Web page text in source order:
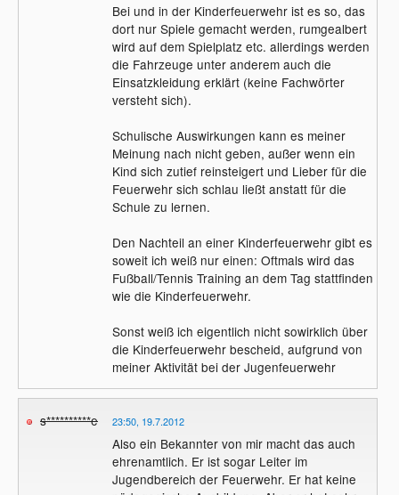
Bei und in der Kinderfeuerwehr ist es so, das
dort nur Spiele gemacht werden, rumgealbert
wird auf dem Spielplatz etc. allerdings werden
die Fahrzeuge unter anderem auch die
Einsatzkleidung erklärt (keine Fachwörter
versteht sich).
Schulische Auswirkungen kann es meiner
Meinung nach nicht geben, außer wenn ein
Kind sich zutief reinsteigert und Lieber für die
Feuerwehr sich schlau ließt anstatt für die
Schule zu lernen.
Den Nachteil an einer Kinderfeuerwehr gibt es
soweit ich weiß nur einen: Oftmals wird das
Fußball/Tennis Training an dem Tag stattfinden
wie die Kinderfeuerwehr.
Sonst weiß ich eigentlich nicht sowirklich über
die Kinderfeuerwehr bescheid, aufgrund von
meiner Aktivität bei der Jugenfeuerwehr
s**********e 23:50, 19.7.2012
Also ein Bekannter von mir macht das auch
ehrenamtlich. Er ist sogar Leiter im
Jugendbereich der Feuerwehr. Er hat keine